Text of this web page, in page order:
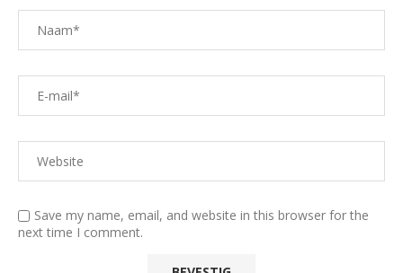
Save my name, email, and website in this browser for the
next time I comment.